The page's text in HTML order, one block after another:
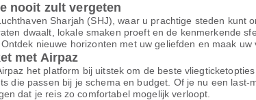
nooit zult vergeten
Sharjah (SHJ), waar u prachtige steden kunt
dwaalt, lokale smaken proeft en de kenmerkende
nieuwe horizonten met uw geliefden en maak uw
met Airpaz
het platform bij uitstek om de beste
die passen bij je schema en budget. Of je nu een
dat je reis zo comfortabel mogelijk verloopt.